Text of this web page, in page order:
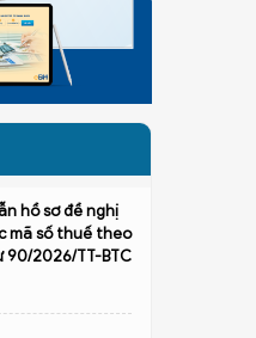
hồ sơ đề nghị
mã số thuế theo
90/2026/TT-BTC